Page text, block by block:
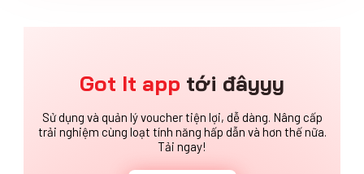
Got It app tới đâyyy
Sử dụng và quản lý voucher tiện lợi, dễ dàng. Nâng cấp
trải nghiệm cùng loạt tính năng hấp dẫn và hơn thế nữa.
Tải ngay!